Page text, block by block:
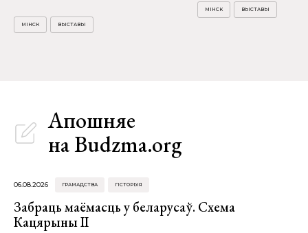
МІНСК ВЫСТАВЫ
МІНСК ВЫСТАВЫ
Апошняе
на Budzma.org
06.08.2026 ГРАМАДСТВА ГІСТОРЫЯ
Забраць маёмасць у беларусаў. Схема
Кацярыны ІІ